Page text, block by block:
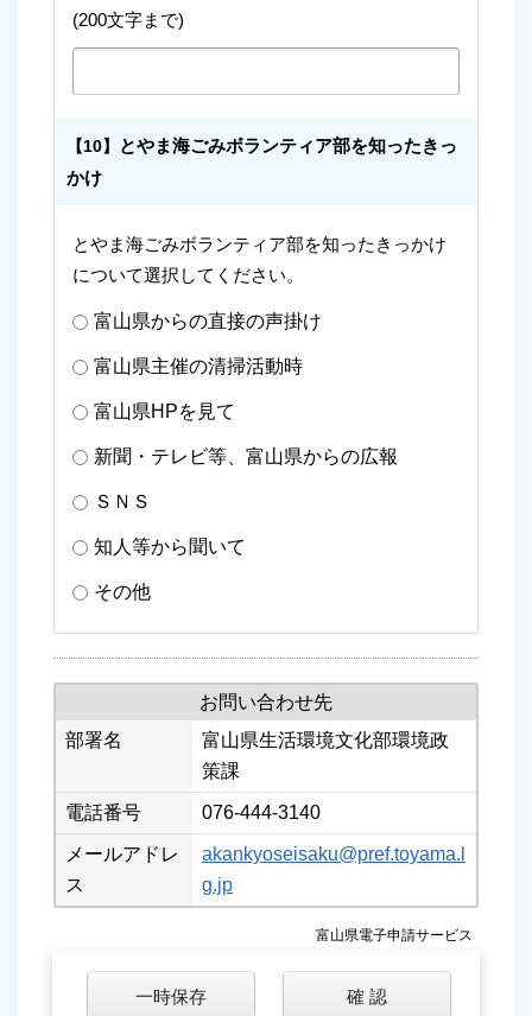
(200文字まで)
【10】
とやま海ごみボランティア部を知ったきっ
かけ
とやま海ごみボランティア部を知ったきっかけ
について選択してください。
富山県からの直接の声掛け
富山県主催の清掃活動時
富山県HPを見て
新聞・テレビ等、富山県からの広報
ＳＮＳ
知人等から聞いて
その他
一時保存 確 認
お問い合わせ先
部署名
富山県生活環境文化部環境政
策課
電話番号 076-444-3140
メールアドレ
ス
akankyoseisaku@pref.toyama.l
g.jp
富山県電子申請サービス